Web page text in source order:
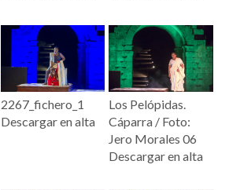
2267_fichero_1
Descargar en alta
Los Pelópidas.
Cáparra / Foto:
Jero Morales 06
Descargar en alta